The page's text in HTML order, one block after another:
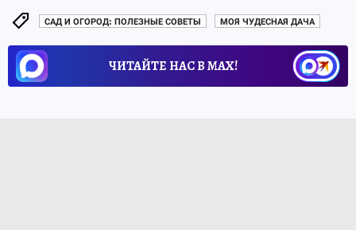
САД И ОГОРОД: ПОЛЕЗНЫЕ СОВЕТЫ МОЯ ЧУДЕСНАЯ ДАЧА
ЧИТАЙТЕ НАС В МАХ!